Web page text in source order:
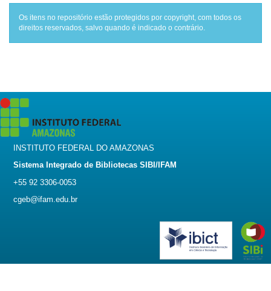
Os itens no repositório estão protegidos por copyright, com todos os
direitos reservados, salvo quando é indicado o contrário.
INSTITUTO FEDERAL DO AMAZONAS
Sistema Integrado de Bibliotecas SIBI/IFAM
+55 92 3306-0053
cgeb@ifam.edu.br